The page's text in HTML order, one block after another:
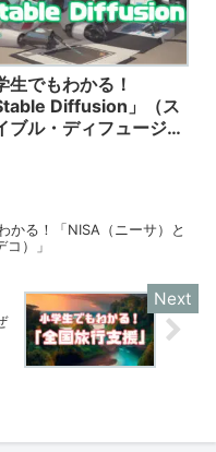
生でもわかる！
Diffusion」（ス
ブル・ディフュージョ
かる！「NISA（ニーサ）と
）」